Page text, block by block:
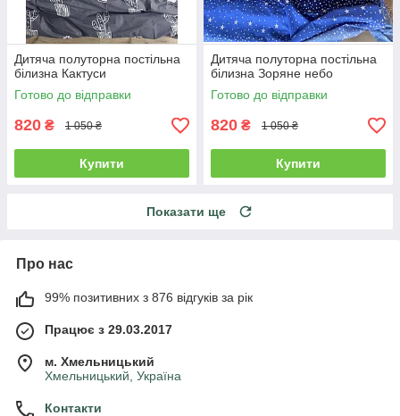
Дитяча полуторна постільна
білизна Кактуси
Готово до відправки
820 ₴ 1 050 ₴
Купити
Дитяча полуторна постільна
білизна Зоряне небо
Готово до відправки
820 ₴ 1 050 ₴
Купити
Показати ще
Про нас
99% позитивних з 876 відгуків за рік
Працює з 29.03.2017
м. Хмельницький
Хмельницький, Україна
Контакти